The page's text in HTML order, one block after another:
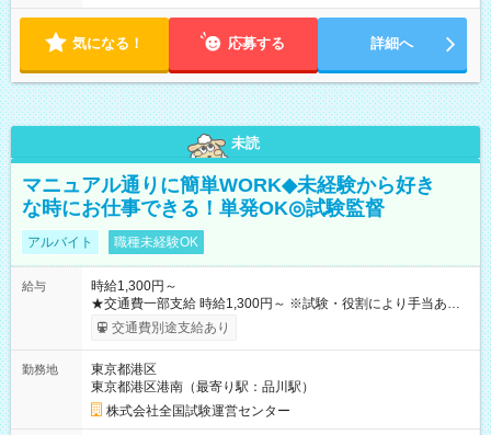
気になる！ 応募する 詳細へ
未読
マニュアル通りに簡単WORK◆未経験から好き
な時にお仕事できる！単発OK◎試験監督
アルバイト 職種未経験OK
給与
時給1,300円～
★交通費一部支給 時給1,300円～ ※試験・役割により手当あり
※勤務回数により昇給あり 【即給（前払い）オプションあ
り！】 希望される場合、勤務から1週間ほどで給与の一部を受け
例】 ・河合塾模擬試験 8:30～17:30（休憩1時間） 時給1,300円
×8時間＝日収10,400円＋交通費 ※当日の役割により時給＋100
円の場合あり ・国家試験 7:00～13:30（休憩なし） 時給1,300
円（役割手当＋100円）×6時間＝日収8,400円＋交通費 【試用期
交通費別途支給あり
勤務地
東京都港区
東京都港区港南（最寄り駅：品川駅）
株式会社全国試験運営センター